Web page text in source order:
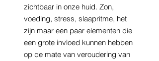
zichtbaar in onze huid. Zon,
voeding, stress, slaapritme, het
zijn maar een paar elementen die
een grote invloed kunnen hebben
op de mate van veroudering van